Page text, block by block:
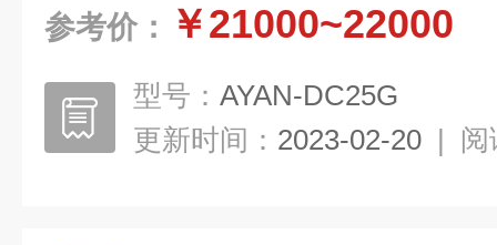
参考价： ￥21000~22000
型号： AYAN-DC25G
更新时间： 2023-02-20 | 阅